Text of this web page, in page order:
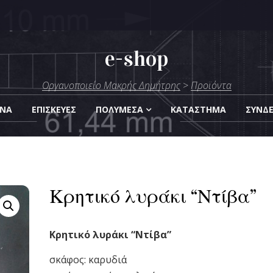
ΕΠΙΣΚΕΎΕΣ ΠΟΛΥΜΈΣΑ KΑΤΆΣΤΗΜΑ
e-shop
Οργανοποιείο Μακρής Δημήτρης>Προϊόντα
Κρητικό λυράκι “Ντίβα”
Κρητικό λυράκι “Ντίβα”
σκάφος: καρυδιά